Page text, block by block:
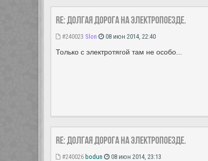
Re: Долгая дорога на электропоезде.
#240023 Slon 08 июн 2014, 22:40
Только с электротягой там не особо...
Re: Долгая дорога на электропоезде.
#240026 bodun 08 июн 2014, 23:13